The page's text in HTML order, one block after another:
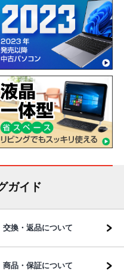
ガイド
交換・返品について
商品・保証について